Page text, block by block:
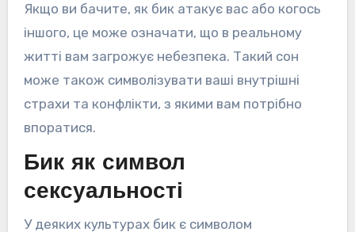
Якщо ви бачите, як бик атакує вас або когось
іншого, це може означати, що в реальному
житті вам загрожує небезпека. Такий сон
може також символізувати ваші внутрішні
страхи та конфлікти, з якими вам потрібно
впоратися.
Бик як символ
сексуальності
У деяких культурах бик є символом